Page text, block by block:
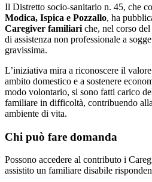
Il Distretto socio-sanitario n. 45, che
Modica, Ispica e Pozzallo, ha
Caregiver familiari che, nel corso
di assistenza non professionale a
gravissima.
L’iniziativa mira a riconoscere il
ambito domestico e a sostenere
modo volontario, si sono fatti carico
familiare in difficoltà, contribuendo
ambiente di vita.
Chi può fare domanda
Possono accedere al contributo i
assistito un familiare disabile